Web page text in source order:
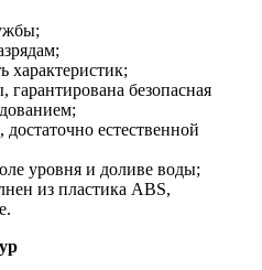
характеристик;
безопасная
естественной
уровня и доливе воды;
из пластика ABS,